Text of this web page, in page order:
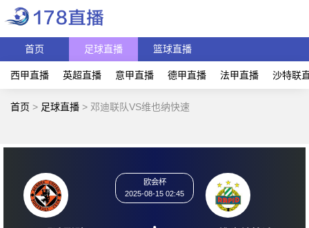
首页 足球直播 篮球直播
西甲直播 英超直播 意甲直播 德甲直播 法甲直播 沙特联
首页 > 足球直播 > 邓迪联队VS维也纳快速